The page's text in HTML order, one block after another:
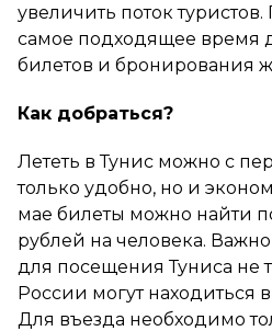
увеличить поток
самое подходящее время
билетов и бронирования
Как добраться?
Лететь в Тунис можно с
только удобно, но и
мае билеты можно найти
рублей на человека. Важно
для посещения Туниса не
России могут находиться
Для въезда необходимо